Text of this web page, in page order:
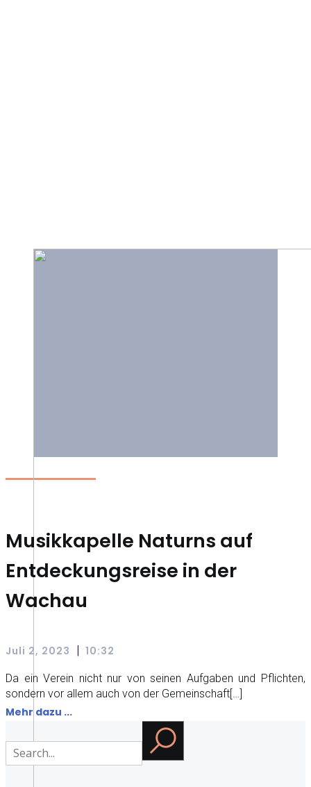
Musikkapelle Naturns auf
Entdeckungsreise in der
Wachau
Juli 2, 2023 | 10:32
Da ein Verein nicht nur von seinen Aufgaben und Pflichten,
sondern vor allem auch von der Gemeinschaft[…]
Mehr dazu ...